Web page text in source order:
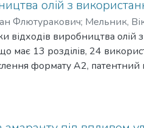
містить 35 рисунків, 21
характеристики
ультразвукового
ультразвукової
проростків (до 5,2 см),
тривала обробка (5 хвилин)
олій з
Флютуракович; Мельник,
відходів виробництва олій
має 13 розділів, 24
формату А2, патентний